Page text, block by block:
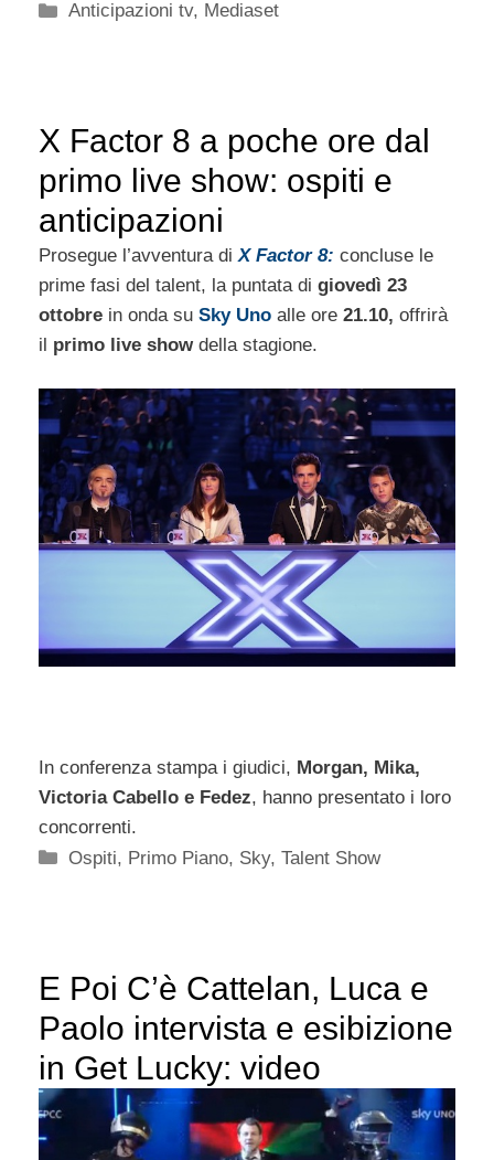
Categorie
Anticipazioni tv, Mediaset
X Factor 8 a poche ore dal
primo live show: ospiti e
anticipazioni
Prosegue l’avventura diX Factor 8: concluse le
prime fasi del talent, la puntata di giovedì 23
ottobre in onda su Sky Uno alle ore 21.10, offrirà
il primo live show della stagione.
In conferenza stampa i giudici, Morgan, Mika,
Victoria Cabello e Fedez, hanno presentato i loro
concorrenti.
Categorie
Ospiti, Primo Piano, Sky,Talent Show
E Poi C’è Cattelan, Luca e
Paolo intervista e esibizione
in Get Lucky: video